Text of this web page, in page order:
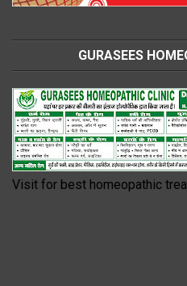
GURASEES
Visit for best homeopathic